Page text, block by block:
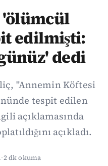
edilmişti:
dedi
"Annemin Köftesi
tespit edilen
açıklamasında
açıkladı.
·2 dk okuma